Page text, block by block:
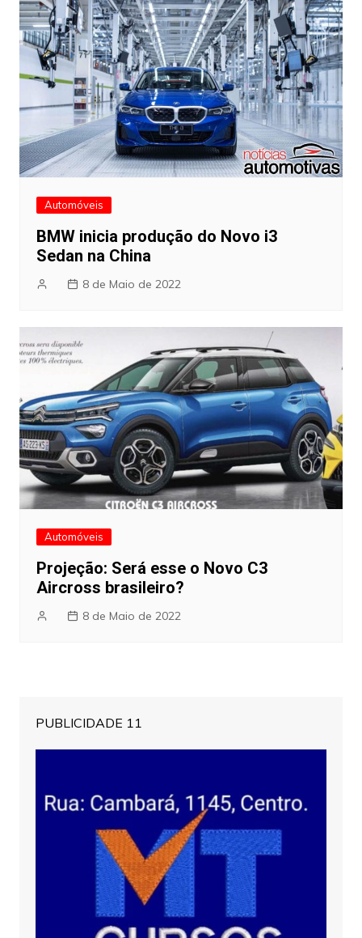
Automóveis
BMW inicia produção do Novo i3
Sedan na China
8 de Maio de 2022
Automóveis
Projeção: Será esse o Novo C3
Aircross brasileiro?
8 de Maio de 2022
PUBLICIDADE 11